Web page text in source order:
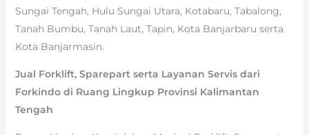
Sungai Tengah, Hulu Sungai Utara, Kotabaru, Tabalong,
Tanah Bumbu, Tanah Laut, Tapin, Kota Banjarbaru serta
Kota Banjarmasin.
Jual Forklift, Sparepart serta Layanan Servis dari
Forkindo di Ruang Lingkup Provinsi Kalimantan
Tengah